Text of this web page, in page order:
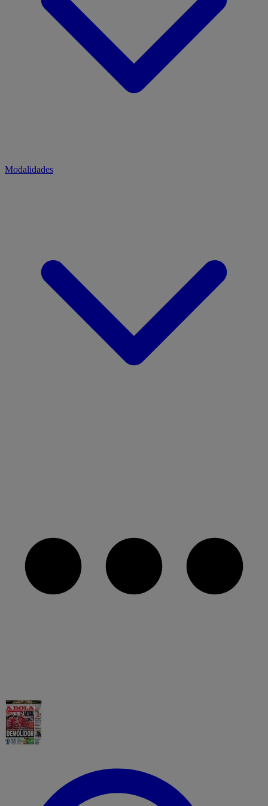
Modalidades